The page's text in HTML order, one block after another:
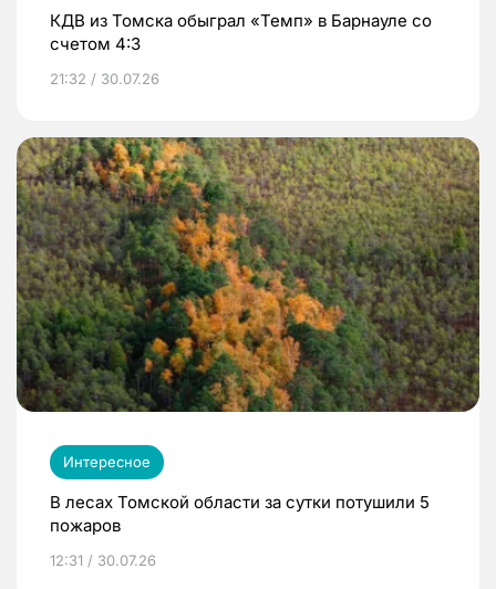
КДВ из Томска обыграл «Темп» в Барнауле со
счетом 4:3
21:32 / 30.07.26
Интересное
В лесах Томской области за сутки потушили 5
пожаров
12:31 / 30.07.26